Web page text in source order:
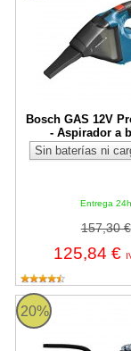
Bosch GAS 12V
- Aspirador a
Entrega 24h
157,30 €
125,84 €
20%
Aspirador a batería